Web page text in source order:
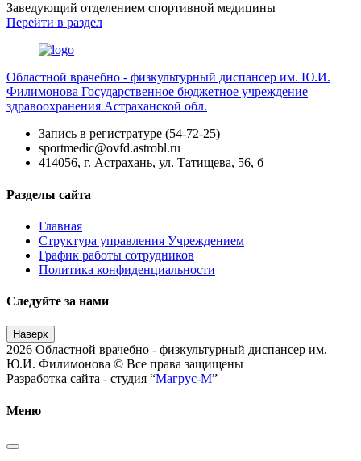
Заведующий отделением спортивной медицины
Перейти в раздел
Областной врачебно - физкультурный диспансер им. Ю.И.
Филимонова Государственное бюджетное учреждение
здравоохранения Астраханской обл.
Запись в регистратуре (54-72-25)
sportmedic@ovfd.astrobl.ru
414056, г. Астрахань, ул. Татищева, 56, б
Разделы сайта
Главная
Структура управления Учреждением
График работы сотрудников
Политика конфиденциальности
Следуйте за нами
Наверх
2026 Областной врачебно - физкультурный диспансер им.
Ю.И. Филимонова © Все права защищены
Разработка сайта - студия “Магрус-М”
Меню